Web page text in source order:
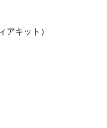
キット）